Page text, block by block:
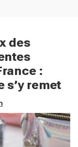
des
:
s’y remet